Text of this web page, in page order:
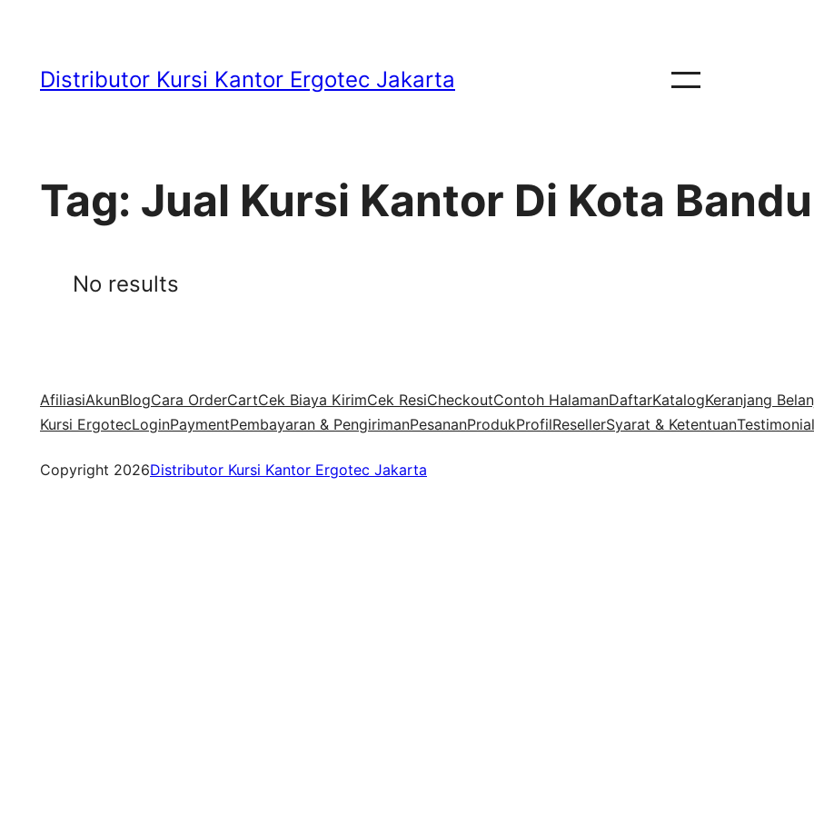
content
Distributor Kursi Kantor Ergotec Jakarta
Tag: Jual Kursi Kantor Di Kota
No results
AfiliasiAkunBlogCara OrderCartCek Biaya KirimCek ResiCheckoutContoh HalamanDaftarKatalogKeranjang
Kursi ErgotecLoginPaymentPembayaran & PengirimanPesananProdukProfilResellerSyarat & KetentuanTestimonial
Copyright 2026Distributor Kursi Kantor Ergotec Jakarta